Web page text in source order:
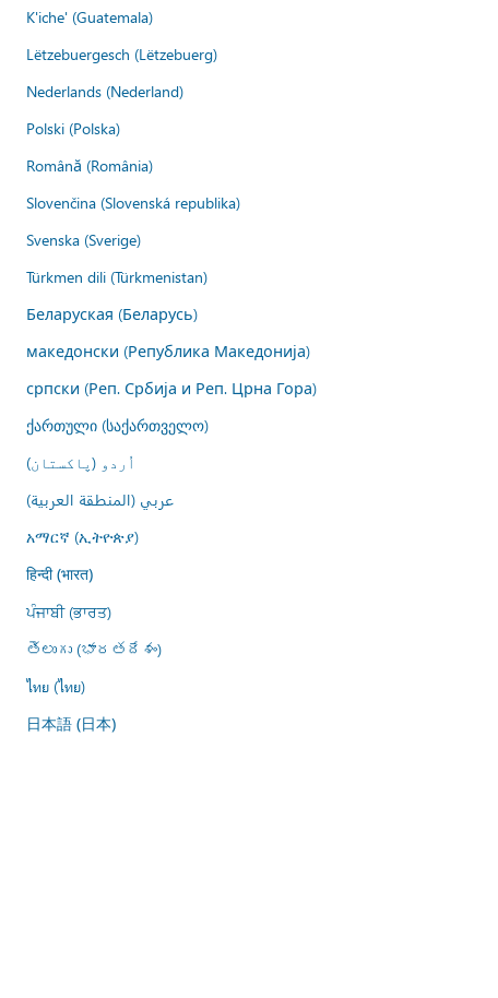
K'iche' (Guatemala)
Lëtzebuergesch (Lëtzebuerg)
Nederlands (Nederland)
Polski (Polska)
Română (România)
Slovenčina (Slovenská republika)
Svenska (Sverige)
Türkmen dili (Türkmenistan)
Беларуская (Беларусь)
македонски (Република Македонија)
српски (Реп. Србија и Реп. Црна Гора)
ქართული (საქართველო)
اُردو (پاکستان)
عربي (المنطقة العربية)
አማርኛ (ኢትዮጵያ)
हिन्दी (भारत)
ਪੰਜਾਬੀ (ਭਾਰਤ)
తెలుగు (భారతదేశం)
ไทย (ไทย)
日本語 (日本)